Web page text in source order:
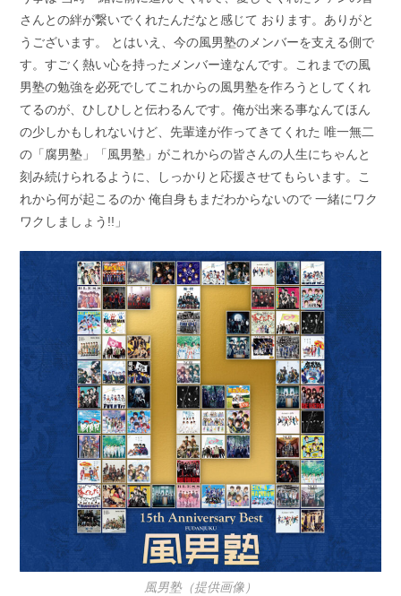
さんとの絆が繋いでくれたんだなと感じて おります。ありがと
うございます。 とはいえ、今の風男塾のメンバーを支える側で
す。すごく熱い心を持ったメンバー達なんです。これまでの風
男塾の勉強を必死でしてこれからの風男塾を作ろうとしてくれ
てるのが、ひしひしと伝わるんです。俺が出来る事なんてほん
の少しかもしれないけど、先輩達が作ってきてくれた 唯一無二
の「腐男塾」「風男塾」がこれからの皆さんの人生にちゃんと
刻み続けられるように、しっかりと応援させてもらいます。こ
れから何が起こるのか 俺自身もまだわからないので 一緒にワク
ワクしましょう!!」
風男塾（提供画像）